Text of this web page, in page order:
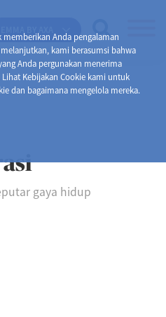
Anda pengalaman
kami berasumsi bahwa
Anda pergunakan menerima
Kebijakan Cookie kami untuk
dan bagaimana mengelola mereka.
gaya hidup